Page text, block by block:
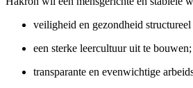
veiligheid en gezondheid structureel
een sterke leercultuur uit te bouwen;
transparante en evenwichtige